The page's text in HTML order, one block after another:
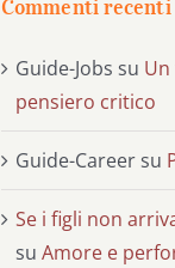
Commenti recenti
Guide-Jobs su
pensiero critico
Guide-Career su
Se i figli non
su Amore e